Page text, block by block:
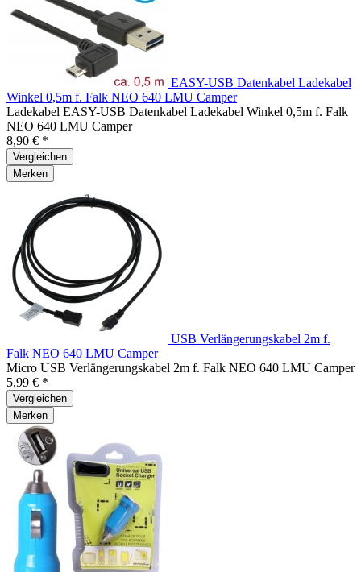
EASY-USB Datenkabel Ladekabel
Winkel 0,5m f. Falk NEO 640 LMU Camper
Ladekabel EASY-USB Datenkabel Ladekabel Winkel 0,5m f. Falk
NEO 640 LMU Camper
8,90 € *
Vergleichen
Merken
USB Verlängerungskabel 2m f.
Falk NEO 640 LMU Camper
Micro USB Verlängerungskabel 2m f. Falk NEO 640 LMU Camper
5,99 € *
Vergleichen
Merken